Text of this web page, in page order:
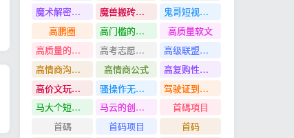
掌握100个实用剪辑方法，让你的视频加速上热门
魔术解密教程
魔兽搬砖搞钱
鬼哥短视频底层逻辑
高鹏圈
高门槛的生意
高质量软文
高质量的问答和知识分享
高考志愿填报
高级联盟营销教程
高情商沟通管理课
高情商公式
高复购性行业
高价文玩众筹分红项目
骚操作无脑裂变
驾驶证到期换证
马大个短视频投放课
马云的创业故事
首碼項目
首碼
首码项目
首码